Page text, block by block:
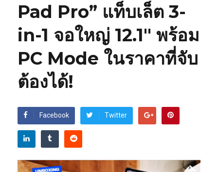
Pad Pro” แท็บเล็ต 3-
in-1 จอใหญ่ 12.1″ พร้อม
PC Mode ในราคาที่จับ
ต้องได้!
Facebook Twitter